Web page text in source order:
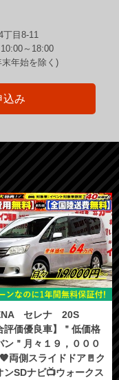
目8-11
～18:00
年始を除く)
込み
セレナ 20S
評価優良車】＂低価格
ン＂月々１９，０００
両側スライドドア🚪ク
ンSDナビ📺ウォークス